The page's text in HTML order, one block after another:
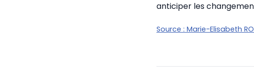
anticiper les
Source : Marie-Elisabeth